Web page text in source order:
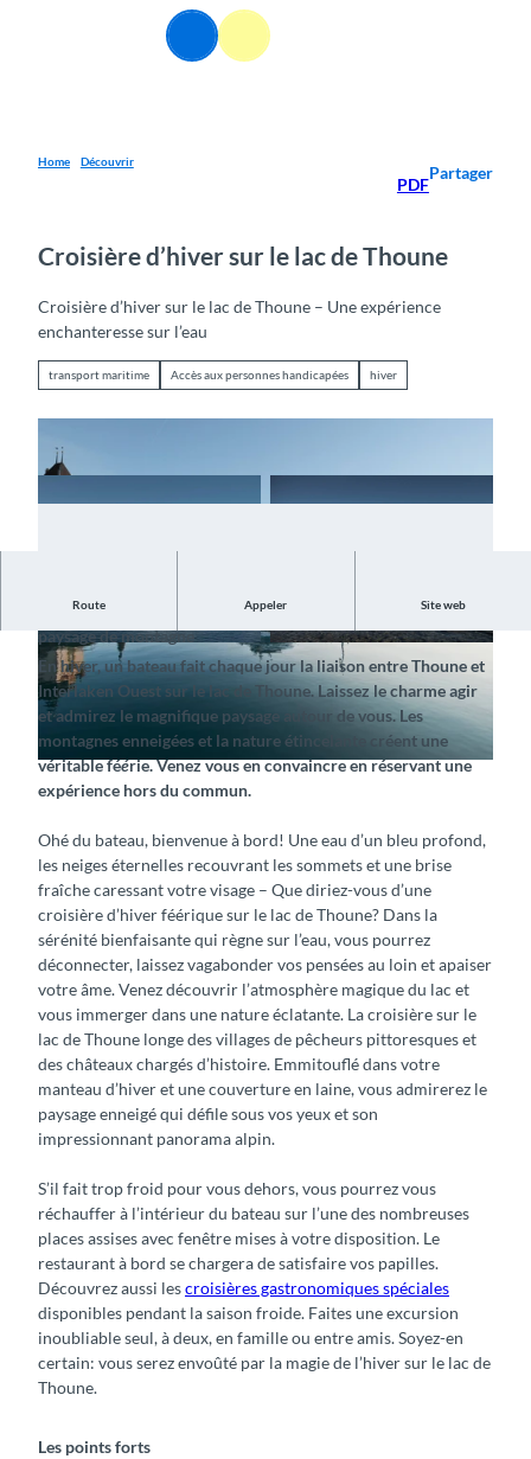
Recherche
Menu
Home Découvrir
PDF
Partager
Croisière d’hiver sur le lac de Thoune
Croisière d’hiver sur le lac de Thoune – Une expérience
enchanteresse sur l’eau
transport maritime Accès aux personnes handicapées hiver
© Interlaken Tourismus, BLS Schifffahrt AG |CC-BY-ND
© Interlaken Tourismus, BLS Schifffahrt AG |
CC-BY-ND
© BLS AG, Schifffahrt, Interlaken Tourismus |
CC-BY-SA
Route Appeler Site web
Profitez de la merveilleuse atmosphère et de l’impressionnant
paysage de montagne
En hiver, un bateau fait chaque jour la liaison entre Thoune et
Interlaken Ouest sur le lac de Thoune. Laissez le charme agir
et admirez le magnifique paysage autour de vous. Les
montagnes enneigées et la nature étincelante créent une
véritable féérie. Venez vous en convaincre en réservant une
expérience hors du commun.
Ohé du bateau, bienvenue à bord! Une eau d’un bleu profond,
les neiges éternelles recouvrant les sommets et une brise
fraîche caressant votre visage – Que diriez-vous d’une
croisière d’hiver féérique sur le lac de Thoune? Dans la
sérénité bienfaisante qui règne sur l’eau, vous pourrez
déconnecter, laissez vagabonder vos pensées au loin et apaiser
votre âme. Venez découvrir l’atmosphère magique du lac et
vous immerger dans une nature éclatante. La croisière sur le
lac de Thoune longe des villages de pêcheurs pittoresques et
des châteaux chargés d’histoire. Emmitouflé dans votre
manteau d’hiver et une couverture en laine, vous admirerez le
paysage enneigé qui défile sous vos yeux et son
impressionnant panorama alpin.
S’il fait trop froid pour vous dehors, vous pourrez vous
réchauffer à l’intérieur du bateau sur l’une des nombreuses
places assises avec fenêtre mises à votre disposition. Le
restaurant à bord se chargera de satisfaire vos papilles.
Découvrez aussi lescroisières gastronomiques spéciales
disponibles pendant la saison froide. Faites une excursion
inoubliable seul, à deux, en famille ou entre amis. Soyez-en
certain: vous serez envoûté par la magie de l’hiver sur le lac de
Thoune.
Les points forts